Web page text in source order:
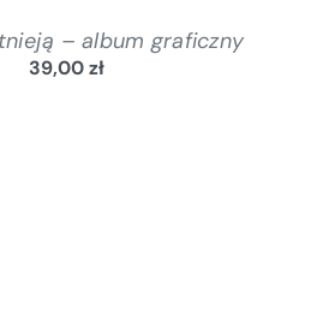
– album graficzny
39,00zł